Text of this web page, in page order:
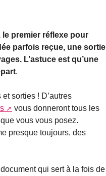
premier réflexe pour
parfois reçue, une sortie
L’astuce est qu’une
.
sorties ! D’autres
vous donneront tous les
vous vous posez.
presque toujours, des
qui sert à la fois de